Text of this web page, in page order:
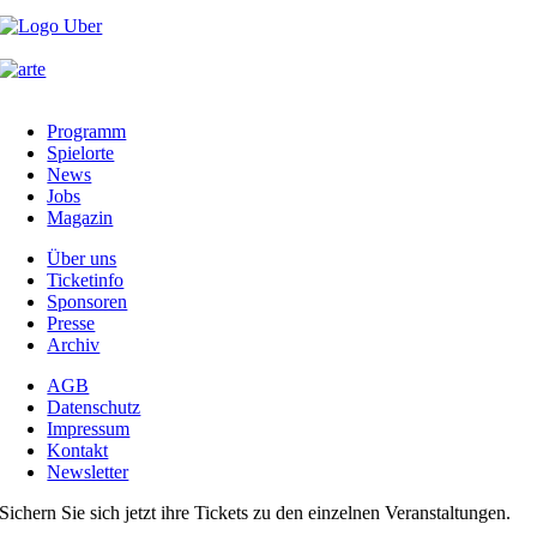
Programm
Spielorte
News
Jobs
Magazin
Über uns
Ticketinfo
Sponsoren
Presse
Archiv
AGB
Datenschutz
Impressum
Kontakt
Newsletter
Sichern Sie sich jetzt ihre Tickets zu den einzelnen Veranstaltungen.